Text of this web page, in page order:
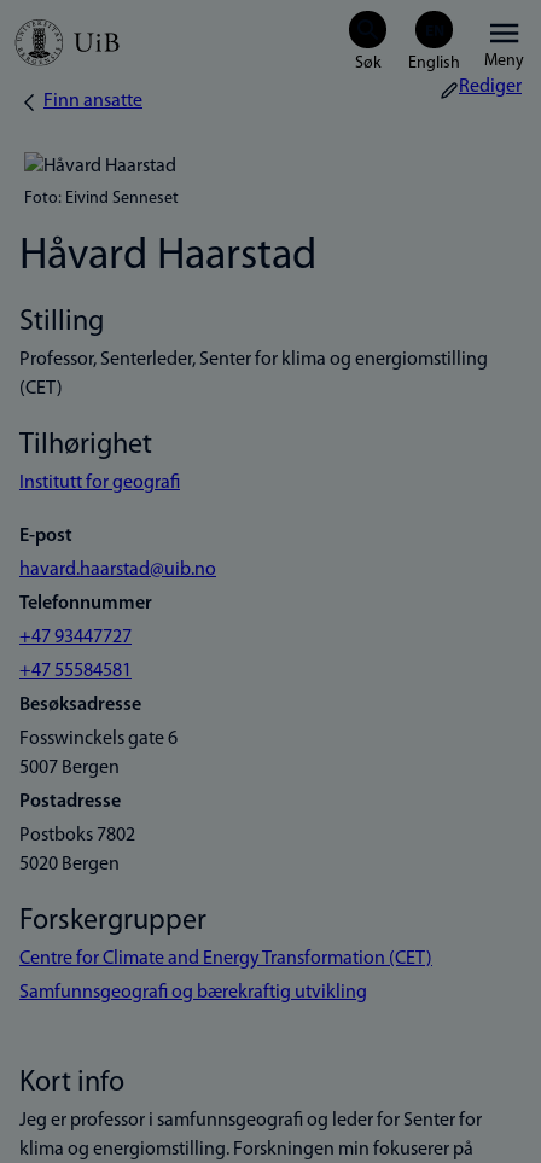
Hopp
Meny
Navigasjonssti
Finn ansatte
Rediger
Foto: Eivind Senneset
Håvard Haarstad
Stilling
Professor, Senterleder, Senter for klima og energiomstilling
(CET)
Tilhørighet
Institutt for geografi
E-post
havard.haarstad@uib.no
Telefonnummer
+47 93447727
+47 55584581
Besøksadresse
Fosswinckels gate 6
5007 Bergen
Postadresse
Postboks 7802
5020 Bergen
Forskergrupper
Centre for Climate and Energy Transformation (CET)
Samfunnsgeografi og bærekraftig utvikling
Kort info
Jeg er professor i samfunnsgeografi og leder for Senter for
klima og energiomstilling. Forskningen min fokuserer på